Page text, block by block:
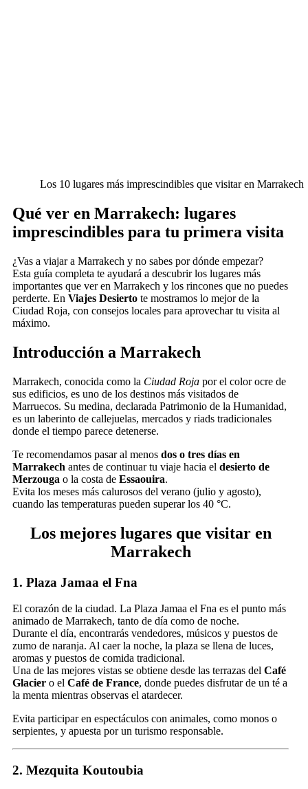
Los 10 lugares más imprescindibles que visitar en Marrakech
Qué ver en Marrakech: lugares
imprescindibles para tu primera visita
¿Vas a viajar a Marrakech y no sabes por dónde empezar?
Esta guía completa te ayudará a descubrir los lugares más
importantes que ver en Marrakech y los rincones que no puedes
perderte. En Viajes Desierto te mostramos lo mejor de la
Ciudad Roja, con consejos locales para aprovechar tu visita al
máximo.
Introducción a Marrakech
Marrakech, conocida como la Ciudad Roja por el color ocre de
sus edificios, es uno de los destinos más visitados de
Marruecos. Su medina, declarada Patrimonio de la Humanidad,
es un laberinto de callejuelas, mercados y riads tradicionales
donde el tiempo parece detenerse.
Te recomendamos pasar al menos dos o tres días en
Marrakech antes de continuar tu viaje hacia el desierto de
Merzouga o la costa de Essaouira.
Evita los meses más calurosos del verano (julio y agosto),
cuando las temperaturas pueden superar los 40 °C.
Los mejores lugares que visitar en
Marrakech
1. Plaza Jamaa el Fna
El corazón de la ciudad. La Plaza Jamaa el Fna es el punto más
animado de Marrakech, tanto de día como de noche.
Durante el día, encontrarás vendedores, músicos y puestos de
zumo de naranja. Al caer la noche, la plaza se llena de luces,
aromas y puestos de comida tradicional.
Una de las mejores vistas se obtiene desde las terrazas del Café
Glacier o el Café de France, donde puedes disfrutar de un té a
la menta mientras observas el atardecer.
Evita participar en espectáculos con animales, como monos o
serpientes, y apuesta por un turismo responsable.
2. Mezquita Koutoubia